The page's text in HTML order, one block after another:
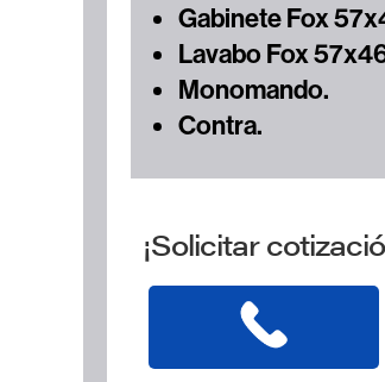
Gabinete Fox
Lavabo Fox
Monomando.
Contra.
¡Solicitar